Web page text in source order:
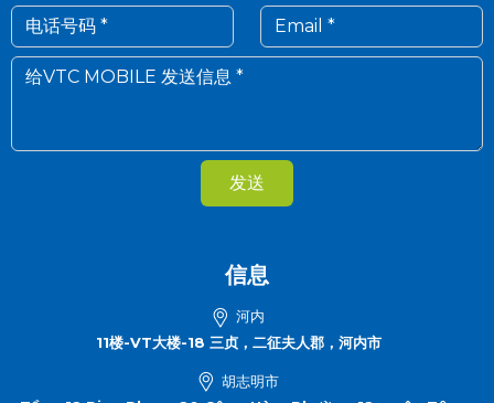
发送
信息
河内
11楼-VT大楼-18 三贞，二征夫人郡，河内市
胡志明市